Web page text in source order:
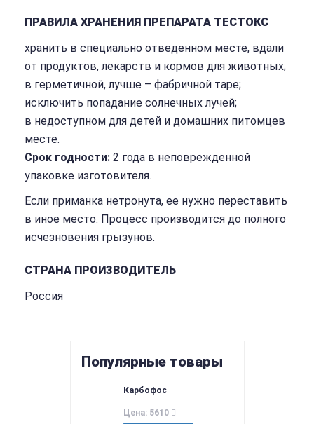
ПРАВИЛА ХРАНЕНИЯ ПРЕПАРАТА ТЕСТОКС
хранить в специально отведенном месте, вдали
от продуктов, лекарств и кормов для животных;
в герметичной, лучше – фабричной таре;
исключить попадание солнечных лучей;
в недоступном для детей и домашних питомцев
месте.
Срок годности: 2 года в неповрежденной
упаковке изготовителя.
Если приманка нетронута, ее нужно переставить
в иное место. Процесс производится до полного
исчезновения грызунов.
СТРАНА ПРОИЗВОДИТЕЛЬ
Россия
Популярные товары
Карбофос
Цена: 5610